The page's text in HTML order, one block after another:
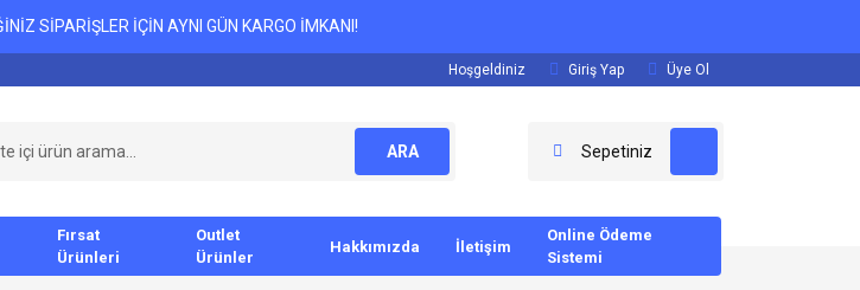
SİPARİŞLER İÇİN AYNI GÜN KARGO İMKANI!
Hoşgeldiniz Giriş Yap Üye Ol
ARA Sepetiniz
Fırsat
Ürünleri
Outlet
Ürünler
Hakkımızda İletişim
Online Ödeme
Sistemi